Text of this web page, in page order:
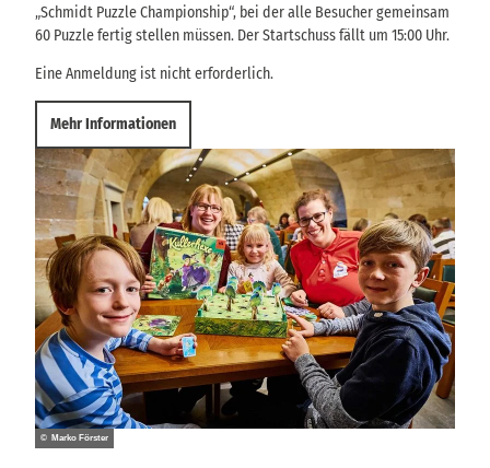
„Schmidt Puzzle Championship“, bei der alle Besucher gemeinsam
60 Puzzle fertig stellen müssen. Der Startschuss fällt um 15:00 Uhr.
Eine Anmeldung ist nicht erforderlich.
Mehr Informationen
© Marko Förster